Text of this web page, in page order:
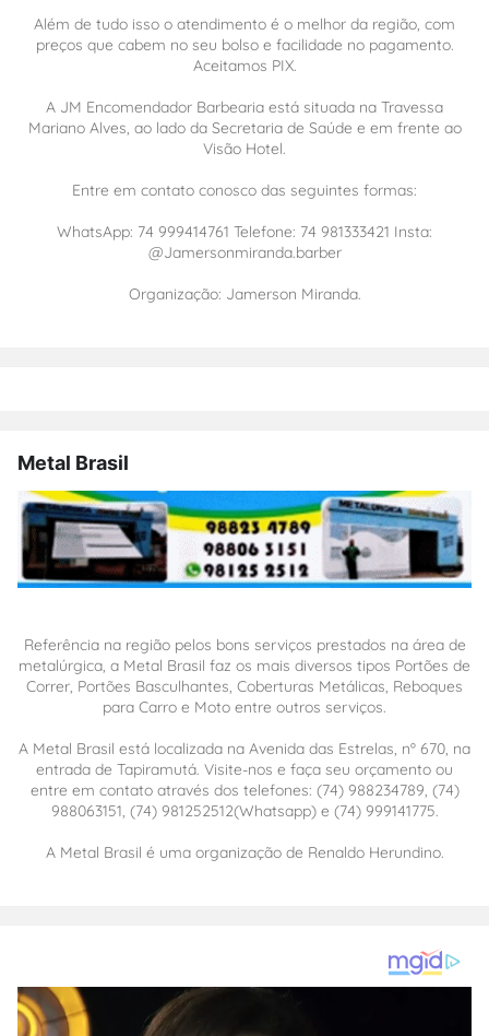
Além de tudo isso o atendimento é o melhor da região, com
preços que cabem no seu bolso e facilidade no pagamento.
Aceitamos PIX.
A JM Encomendador Barbearia está situada na Travessa
Mariano Alves, ao lado da Secretaria de Saúde e em frente ao
Visão Hotel.
Entre em contato conosco das seguintes formas:
WhatsApp: 74 999414761 Telefone: 74 981333421 Insta:
@Jamersonmiranda.barber
Organização: Jamerson Miranda.
Metal Brasil
Referência na região pelos bons serviços prestados na área de
metalúrgica, a Metal Brasil faz os mais diversos tipos Portões de
Correr, Portões Basculhantes, Coberturas Metálicas, Reboques
para Carro e Moto entre outros serviços.
A Metal Brasil está localizada na Avenida das Estrelas, nº 670, na
entrada de Tapiramutá. Visite-nos e faça seu orçamento ou
entre em contato através dos telefones: (74) 988234789, (74)
988063151, (74) 981252512(Whatsapp) e (74) 999141775.
A Metal Brasil é uma organização de Renaldo Herundino.